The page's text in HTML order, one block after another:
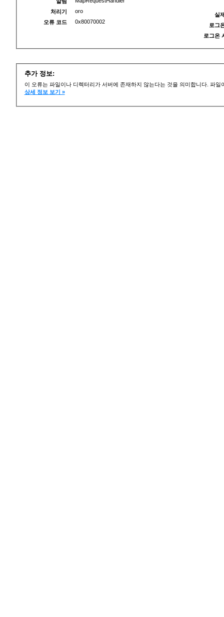
처리기
oro
오류 코드
0x80070002
실
로그
로그온
추가 정보:
이 오류는 파일이나 디렉터리가 서버에 존재하지 않는다는 것을 의미합니다. 파
상세 정보 보기 »